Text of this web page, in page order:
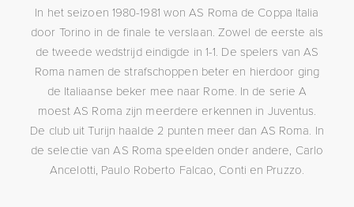
In het seizoen 1980-1981 won AS Roma de Coppa Italia
door Torino in de finale te verslaan. Zowel de eerste als
de tweede wedstrijd eindigde in 1-1. De spelers van AS
Roma namen de strafschoppen beter en hierdoor ging
de Italiaanse beker mee naar Rome. In de serie A
moest AS Roma zijn meerdere erkennen in Juventus.
De club uit Turijn haalde 2 punten meer dan AS Roma. In
de selectie van AS Roma speelden onder andere, Carlo
Ancelotti, Paulo Roberto Falcao, Conti en Pruzzo.